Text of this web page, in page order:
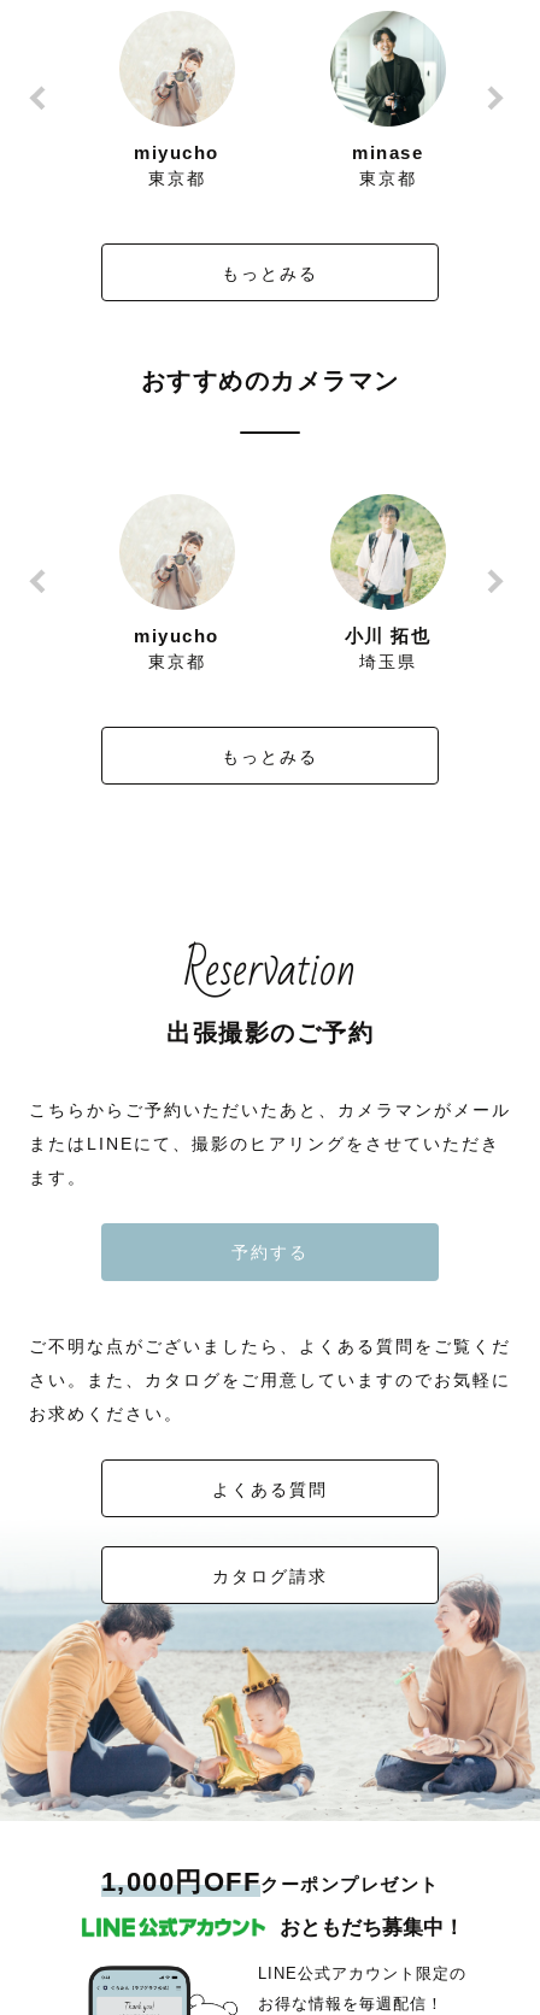
miyucho
東京都
minase
東京都
もっとみる
おすすめのカメラマン
miyucho
東京都
小川 拓也
埼玉県
もっとみる
Reservation
出張撮影のご予約
こちらからご予約いただいたあと、カメラマンがメール
またはLINEにて、撮影のヒアリングをさせていただき
ます。
予約する
ご不明な点がございましたら、よくある質問をご覧くだ
さい。また、カタログをご用意していますのでお気軽に
お求めください。
よくある質問
カタログ請求
1,000円OFFクーポンプレゼント
おともだち募集中！
LINE公式アカウント限定の
お得な情報を毎週配信！